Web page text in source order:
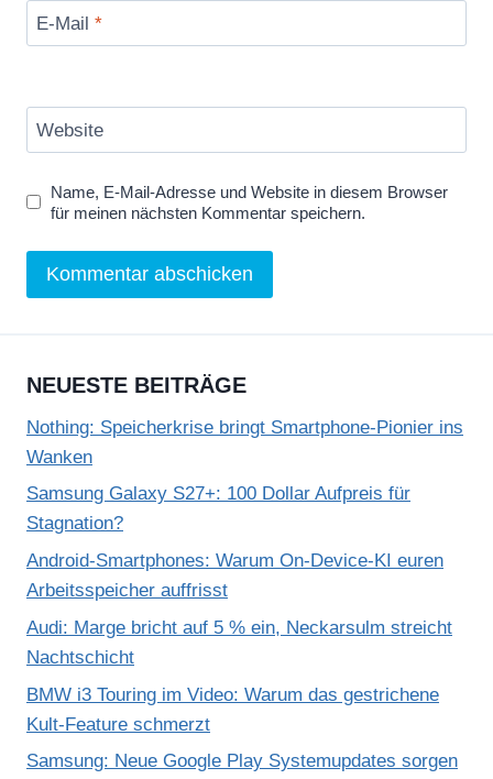
E-Mail *
Website
Name, E-Mail-Adresse und Website in diesem Browser
für meinen nächsten Kommentar speichern.
NEUESTE BEITRÄGE
Nothing: Speicherkrise bringt Smartphone-Pionier ins
Wanken
Samsung Galaxy S27+: 100 Dollar Aufpreis für
Stagnation?
Android-Smartphones: Warum On-Device-KI euren
Arbeitsspeicher auffrisst
Audi: Marge bricht auf 5 % ein, Neckarsulm streicht
Nachtschicht
BMW i3 Touring im Video: Warum das gestrichene
Kult-Feature schmerzt
Samsung: Neue Google Play Systemupdates sorgen